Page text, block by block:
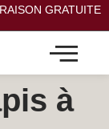
GRATUITE
à